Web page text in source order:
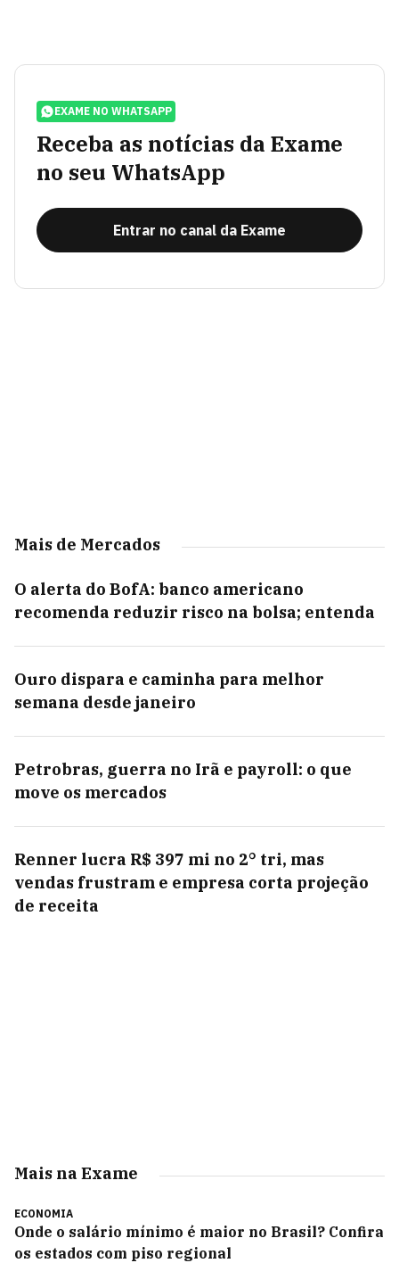
EXAME NO WHATSAPP
Receba as notícias da Exame
no seu WhatsApp
Entrar no canal da Exame
Mais de Mercados
O alerta do BofA: banco americano
recomenda reduzir risco na bolsa; entenda
Ouro dispara e caminha para melhor
semana desde janeiro
Petrobras, guerra no Irã e payroll: o que
move os mercados
Renner lucra R$ 397 mi no 2° tri, mas
vendas frustram e empresa corta projeção
de receita
Mais na Exame
ECONOMIA
Onde o salário mínimo é maior no Brasil? Confira
os estados com piso regional